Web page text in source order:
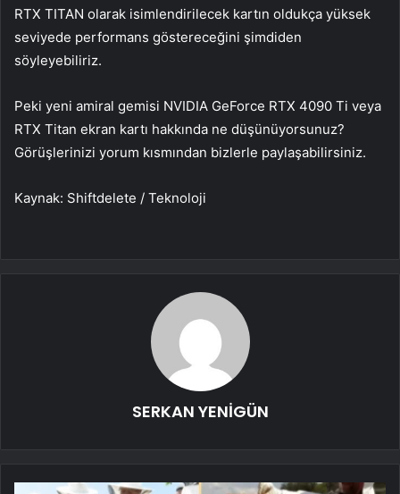
RTX TITAN olarak isimlendirilecek kartın oldukça yüksek
seviyede performans göstereceğini şimdiden
söyleyebiliriz.
Peki yeni amiral gemisi NVIDIA GeForce RTX 4090 Ti veya
RTX Titan ekran kartı hakkında ne düşünüyorsunuz?
Görüşlerinizi yorum kısmından bizlerle paylaşabilirsiniz.
Kaynak: Shiftdelete / Teknoloji
SERKAN YENİGÜN